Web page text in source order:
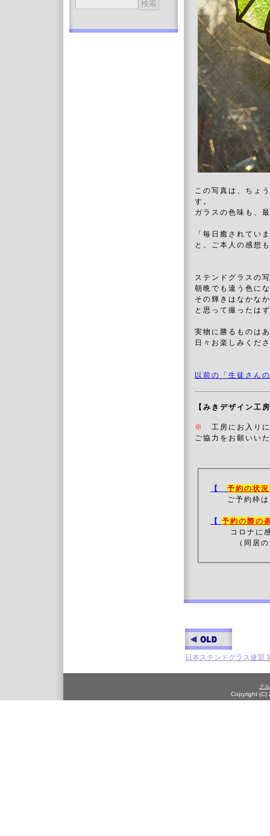
この写真は、ちょ
す。
ガラスの色味も、
「毎日癒されてい
と、ご本人の感想
ステンドグラスの
朝晩でも違う色に
その輝きはなかな
と思って撮ったは
実物に勝るものは
日々お楽しみくだ
以前の「生徒さん
【みきデザイン工
※ 工房にお入り
ご協力をお願いい
【 予約の状況
ご予約枠は
【 予約の際の
コロナに
（同居の方
日本ステンドグラス連
グ
Copyright (C)